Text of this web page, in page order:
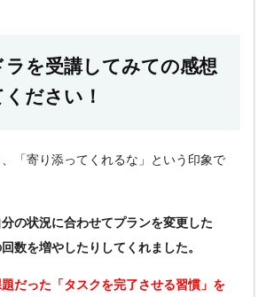
ラを受講してみての感想
ださい！
、「寄り添ってくれるな」という印象で
分の状況に合わせてプランを変更した
数を増やしたりしてくれました。
題だった「タスクを完了させる習慣」を